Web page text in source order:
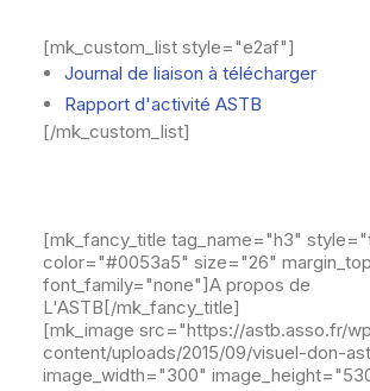
[mk_custom_list style="e2af"]
Journal de liaison à télécharger
Rapport d'activité ASTB
[/mk_custom_list]
[mk_fancy_title tag_name="h3"
color="#0053a5" size="26"
font_family="none"]A propos de
L'ASTB[/mk_fancy_title]
[mk_image src="https://astb.asso.fr/
content/uploads/2015/09/visuel-don-
image_width="300"